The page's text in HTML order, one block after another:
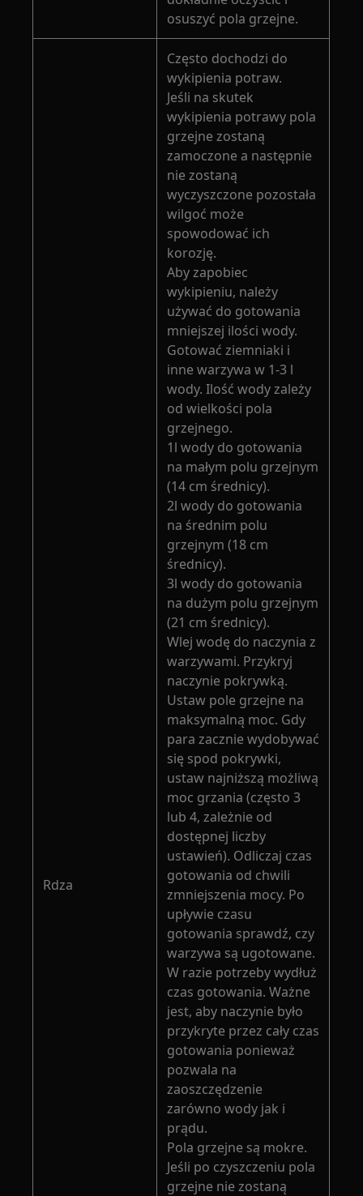
osuszyć pola grzejne.
Rdza
Często dochodzi do
wykipienia potraw.
Jeśli na skutek
wykipienia potrawy pola
grzejne zostaną
zamoczone a następnie
nie zostaną
wyczyszczone pozostała
wilgoć może
spowodować ich
korozję.
Aby zapobiec
wykipieniu, należy
używać do gotowania
mniejszej ilości wody.
Gotować ziemniaki i
inne warzywa w 1-3 l
wody. Ilość wody zależy
od wielkości pola
grzejnego.
1l wody do gotowania
na małym polu grzejnym
(14 cm średnicy).
2l wody do gotowania
na średnim polu
grzejnym (18 cm
średnicy).
3l wody do gotowania
na dużym polu grzejnym
(21 cm średnicy).
Wlej wodę do naczynia z
warzywami. Przykryj
naczynie pokrywką.
Ustaw pole grzejne na
maksymalną moc. Gdy
para zacznie wydobywać
się spod pokrywki,
ustaw najniższą możliwą
moc grzania (często 3
lub 4, zależnie od
dostępnej liczby
ustawień). Odliczaj czas
gotowania od chwili
zmniejszenia mocy. Po
upływie czasu
gotowania sprawdź, czy
warzywa są ugotowane.
W razie potrzeby wydłuż
czas gotowania. Ważne
jest, aby naczynie było
przykryte przez cały czas
gotowania ponieważ
pozwala na
zaoszczędzenie
zarówno wody jak i
prądu.
Pola grzejne są mokre.
Jeśli po czyszczeniu pola
grzejne nie zostaną